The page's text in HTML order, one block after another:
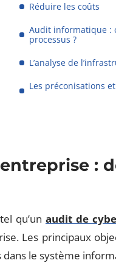
Réduire les coûts
Audit informatique :
processus ?
L’analyse de
Les préconisations
:
qu’un audit de
Les principaux
le système